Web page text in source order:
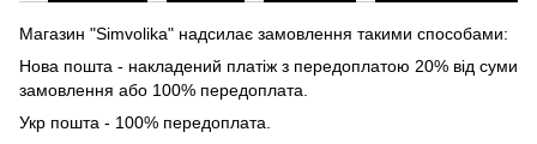
Магазин "Simvolika" надсилає замовлення такими способами:
Нова пошта - накладений платіж з передоплатою 20% від суми
замовлення або 100% передоплата.
Укр пошта - 100% передоплата.